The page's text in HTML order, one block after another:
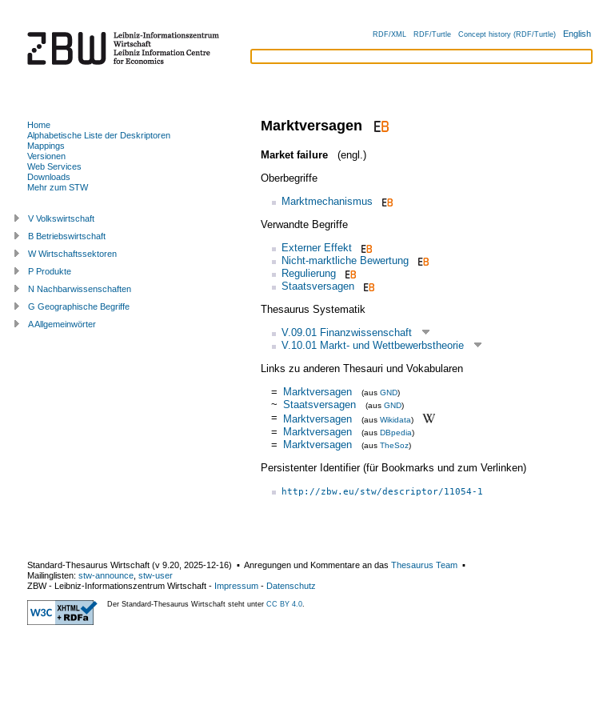
RDF/XML RDF/Turtle Concept history (RDF/Turtle) English
Marktversagen
Market failure
(engl.)
Oberbegriffe
Marktmechanismus
Verwandte Begriffe
Externer Effekt
Nicht-marktliche Bewertung
Regulierung
Staatsversagen
Thesaurus Systematik
V.09.01 Finanzwissenschaft
V.10.01 Markt- und Wettbewerbstheorie
Links zu anderen Thesauri und Vokabularen
= Marktversagen (aus GND)
~ Staatsversagen (aus GND)
= Marktversagen (aus Wikidata)
= Marktversagen (aus DBpedia)
= Marktversagen (aus TheSoz)
Persistenter Identifier (für Bookmarks und zum Verlinken)
http://zbw.eu/stw/descriptor/11054-1
Home
Alphabetische Liste der Deskriptoren
Mappings
Versionen
Web Services
Downloads
Mehr zum STW
V Volkswirtschaft
B Betriebswirtschaft
W Wirtschaftssektoren
P Produkte
N Nachbarwissenschaften
G Geographische Begriffe
A Allgemeinwörter
Standard-Thesaurus Wirtschaft (v 9.20 2025-12-16) ▪ Anregungen und Kommentare an das Thesaurus Team ▪
Mailinglisten: stw-announce stw-user
ZBW - Leibniz-Informationszentrum Wirtschaft - Impressum - Datenschutz
Der Standard-Thesaurus Wirtschaft steht unter CC BY 4.0